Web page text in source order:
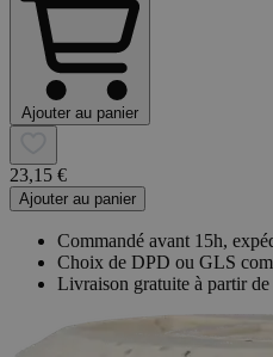
Ajouter au panier
23,15 €
Ajouter au panier
Commandé avant 15h,
Choix de DPD ou GLS
Livraison gratuite à partir